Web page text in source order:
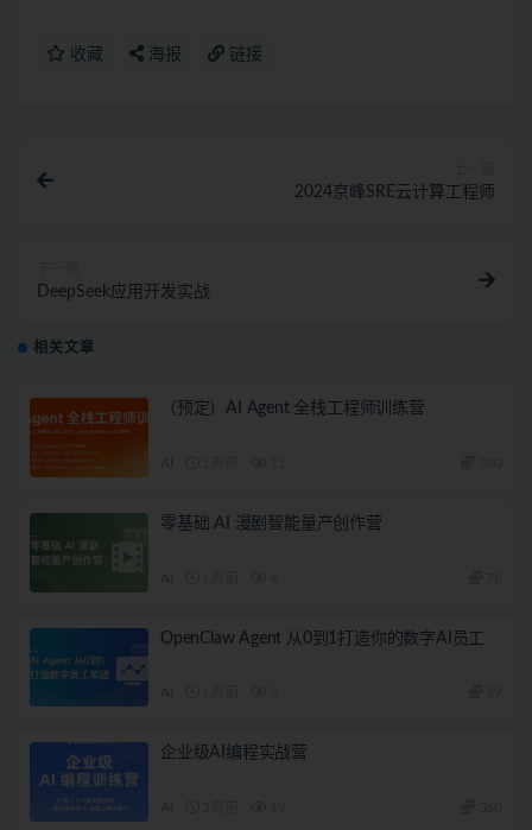
收藏 海报 链接
2024京峰SRE云计算工程师
DeepSeek应用开发实战
相关文章
（预定）AI Agent 全栈工程师训练营
零基础 AI 漫剧智能量产创作营
OpenClaw Agent 从0到1打造你的数字AI员工
企业级AI编程实战营